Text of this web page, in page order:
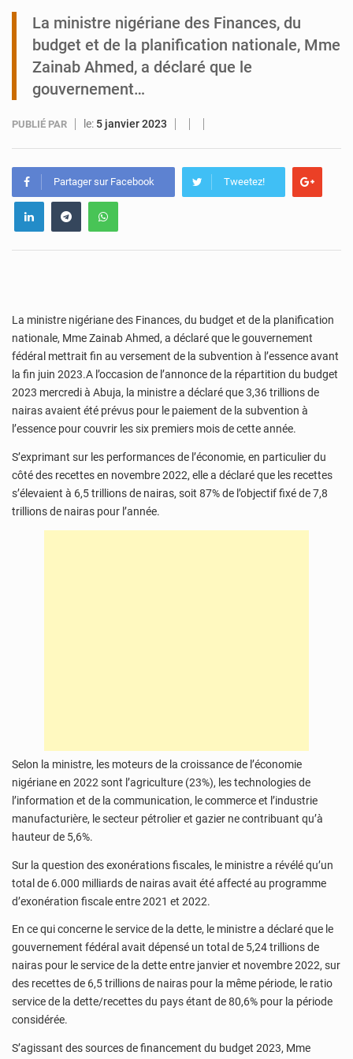
Tibiri : le dialogue, nouveau terrain de jeu pour la paix
La ministre nigériane des Finances, du
budget et de la planification nationale, Mme
Zainab Ahmed, a déclaré que le
gouvernement…
PUBLIÉ PAR le: 5 janvier 2023
Partager sur Facebook Tweetez!
La ministre nigériane des Finances, du budget et de la planification
nationale, Mme Zainab Ahmed, a déclaré que le gouvernement
fédéral mettrait fin au versement de la subvention à l’essence avant
la fin juin 2023.A l’occasion de l’annonce de la répartition du budget
2023 mercredi à Abuja, la ministre a déclaré que 3,36 trillions de
nairas avaient été prévus pour le paiement de la subvention à
l’essence pour couvrir les six premiers mois de cette année.
S’exprimant sur les performances de l’économie, en particulier du
côté des recettes en novembre 2022, elle a déclaré que les recettes
s’élevaient à 6,5 trillions de nairas, soit 87% de l’objectif fixé de 7,8
trillions de nairas pour l’année.
Selon la ministre, les moteurs de la croissance de l’économie
nigériane en 2022 sont l’agriculture (23%), les technologies de
l’information et de la communication, le commerce et l’industrie
manufacturière, le secteur pétrolier et gazier ne contribuant qu’à
hauteur de 5,6%.
Sur la question des exonérations fiscales, le ministre a révélé qu’un
total de 6.000 milliards de nairas avait été affecté au programme
d’exonération fiscale entre 2021 et 2022.
En ce qui concerne le service de la dette, le ministre a déclaré que le
gouvernement fédéral avait dépensé un total de 5,24 trillions de
nairas pour le service de la dette entre janvier et novembre 2022, sur
des recettes de 6,5 trillions de nairas pour la même période, le ratio
service de la dette/recettes du pays étant de 80,6% pour la période
considérée.
S’agissant des sources de financement du budget 2023, Mme